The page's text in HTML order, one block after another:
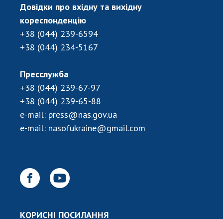
ЗАСІДАННЯ ПРЕЗИДІЇ НАН УКРАЇНИ
НАУКОВІ ВИДАННЯ
АКАДЕМІЯ КОМЕНТУЄ
КОНТАКТИ
ПРОФСПІЛКА НАН УКРАЇНИ
Довідки про вхідну та вихідну
кореспонденцію
+38 (044) 239-6594
+38 (044) 234-5167
Пресслужба
+38 (044) 239-67-97
+38 (044) 239-65-88
e-mail: press@nas.gov.ua
e-mail: nasofukraine@gmail.com
КОРИСНІ ПОСИЛАННЯ